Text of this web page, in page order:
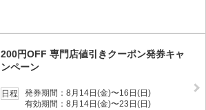
200円OFF 専門店値引きクーポン発券キャ
ンペーン
日程
発券期間：8月14日(金)〜16日(日)
有効期間：8月14日(金)〜23日(日)